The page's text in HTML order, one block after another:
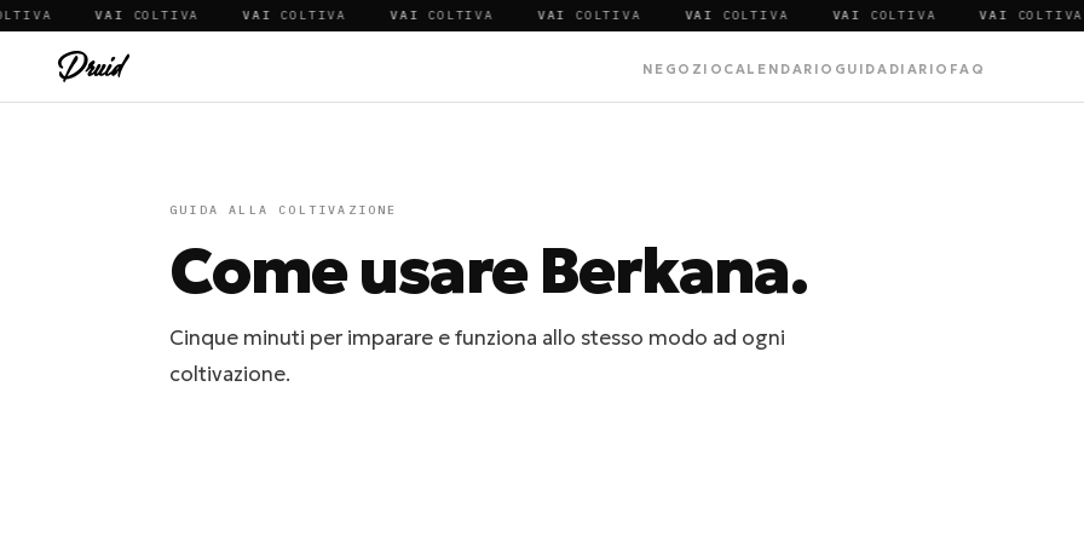
VAI COLTIVA VAI COLTIVA VAI COLTIVA VAI COLTIVA VAI COLTIVA VAI COLTIVA VAI COLTIVA
NEGOZIO CALENDARIO GUIDA DIARIO FAQ
GUIDA ALLA COLTIVAZIONE
Come usare Berkana.
Cinque minuti per imparare e funziona allo stesso modo ad ogni
coltivazione.